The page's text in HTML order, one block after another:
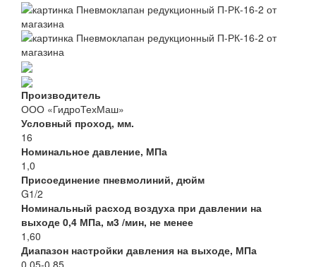
Производитель
ООО «ГидроТехМаш»
Условный проход, мм.
16
Номинальное давление, МПа
1,0
Присоединение пневмолиний, дюйм
G1/2
Номинальный расход воздуха при давлении на
выходе 0,4 МПа, м3 /мин, не менее
1,60
Диапазон настройки давления на выходе, МПа
0,05-0,85